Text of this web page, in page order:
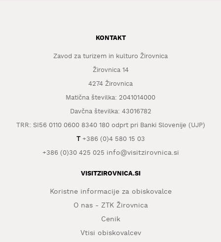
KONTAKT
Zavod za turizem in kulturo Žirovnica
Žirovnica 14
4274 Žirovnica
Matična številka: 2041014000
Davčna številka: 43016782
TRR: SI56 0110 0600 8340 180 odprt pri Banki Slovenije (UJP)
T+386 (0)4 580 15 03
+386 (0)30 425 025 info@visitzirovnica.si
VISITZIROVNICA.SI
Koristne informacije za obiskovalce
O nas - ZTK Žirovnica
Cenik
Vtisi obiskovalcev